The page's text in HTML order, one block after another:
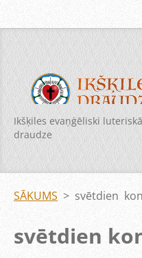
Ikšķiles evaņģēliski luteriskā
draudze
SĀKUMS > svētdien
svētdien